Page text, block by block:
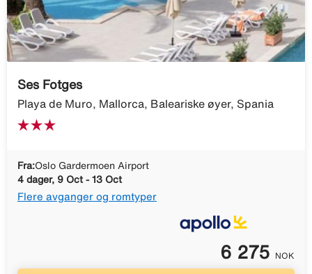
Ses Fotges
Playa de Muro, Mallorca, Baleariske øyer, Spania
Fra:Oslo Gardermoen Airport
4 dager, 9 Oct - 13 Oct
Flere avganger og romtyper
6 275 NOK